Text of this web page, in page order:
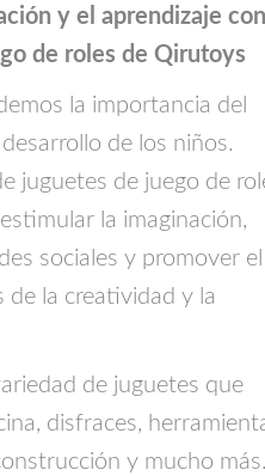
y el aprendizaje
de roles de Qirutoys
la importancia del
de los niños.
juguetes de juego de
la imaginación,
sociales y promover el
de la creatividad y la
de juguetes que
disfraces,
y mucho